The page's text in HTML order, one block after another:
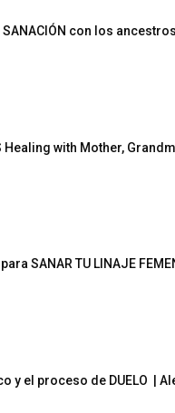
con los
Healing with Mother,
SANAR TU LINAJE
y el proceso de DUELO  |